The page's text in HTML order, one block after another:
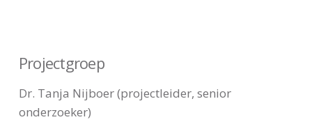
Projectgroep
Dr. Tanja Nijboer (projectleider, senior
onderzoeker)